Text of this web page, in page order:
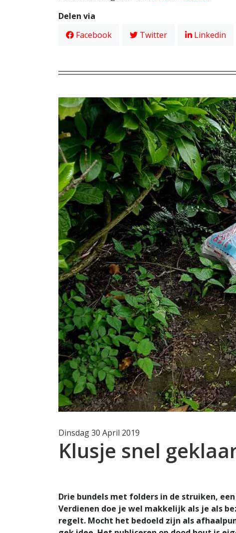
Delen via
Facebook
Twitter Linkedin
Dinsdag 30 April 2019
Klusje snel
Drie bundels met folders in de struiken,
Verdienen doe je wel makkelijk als je als
regelt. Mocht het bedoeld zijn als